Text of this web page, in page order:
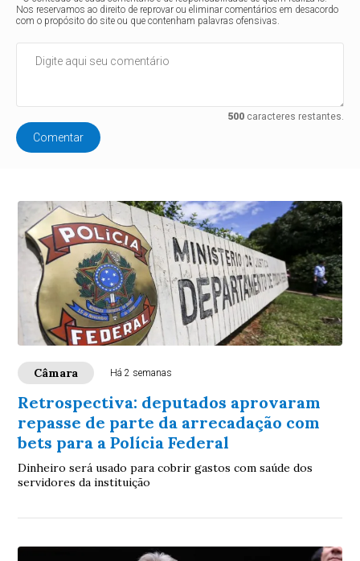
Nos reservamos ao direito de reprovar ou eliminar comentários em desacordo
com o propósito do site ou que contenham palavras ofensivas.
500caracteres restantes.
Comentar
Câmara Há 2 semanas
Retrospectiva: deputados aprovaram
repasse de parte da arrecadação com
bets para a Polícia Federal
Dinheiro será usado para cobrir gastos com saúde dos
servidores da instituição